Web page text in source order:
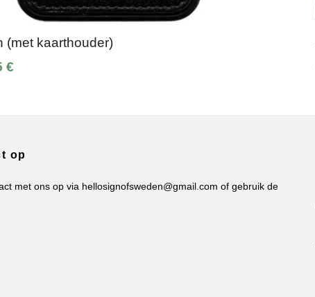
(met kaarthouder)
€
op
met ons op via hellosignofsweden@gmail.com of gebruik de